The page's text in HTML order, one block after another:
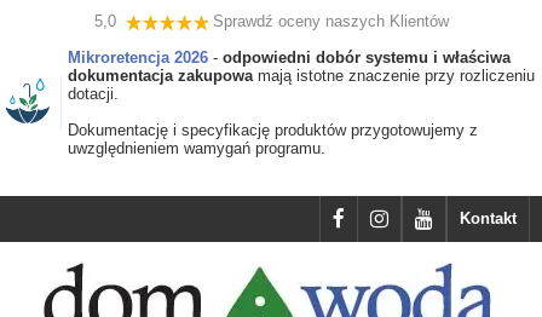
5,0
Sprawdź oceny naszych Klientów
Mikroretencja 2026 - odpowiedni dobór systemu i właściwa
dokumentacja zakupowamają istotne znaczenie przy rozliczeniu
dotacji.
Dokumentację i specyfikację produktów przygotowujemy z
uwzględnieniem wamygań programu.
Kontakt